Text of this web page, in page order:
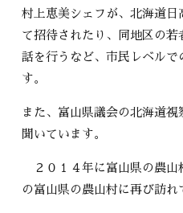
村上恵美シェフが、北海道日
て招待されたり、同地区の
話を行うなど、市民レベルで
す。
また、富山県議会の北海道
聞いています。
２０１４年に富山県の農山
の富山県の農山村に再び訪れ